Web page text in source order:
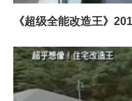
《超级全能改造王》